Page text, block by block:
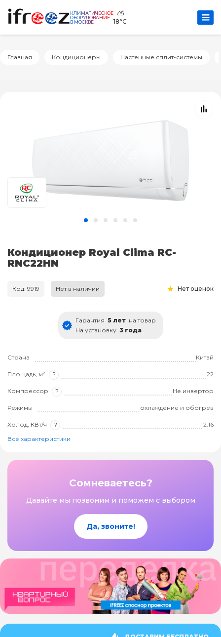
КЛИМАТИЧЕСКОЕ
ОБОРУДОВАНИЕ
В МОСКВЕ
⛅
18°C
Главная Кондиционеры Настенные сплит-системы
Кондиционер Royal Clima RC-
RNC22HN
Код: 9919 Нет в наличии Нет оценок
Гарантия 5 лет на товар
На установку 3 года
Страна Китай
Площадь, м² ? 22
Компрессор ? Не инвертор
Режимы охлаждение и обогрев
Холод, КВт/ч ?
2.16
Все характеристики
Сомневаетесь?
Давайте мы позвоним и поможем с выбором
Да, звоните!